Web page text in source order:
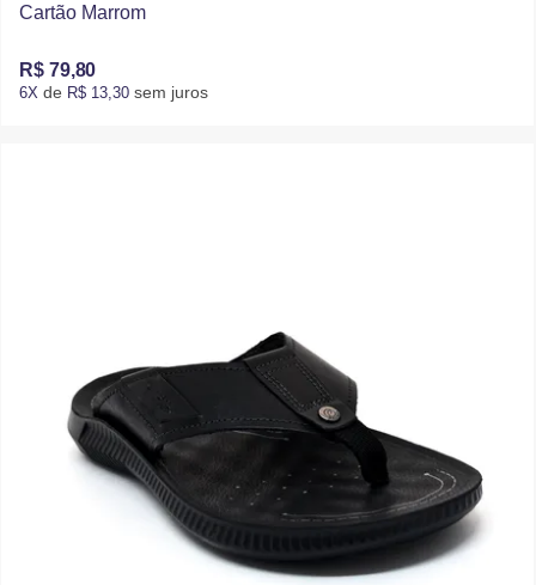
Cartão Marrom
R$ 79,80
6X de R$ 13,30 sem juros